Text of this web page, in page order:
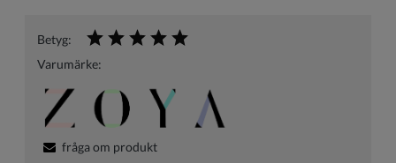
Betyg:
Varumärke:
fråga om produkt